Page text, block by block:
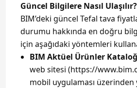
Güncel Bilgilere Nasıl Ulaşılır?
BIM’deki güncel Tefal tava
durumu hakkında en doğru
için aşağıdaki yöntemleri
BIM Aktüel Ürünler
web sitesi (https://
mobil uygulaması üzerinden